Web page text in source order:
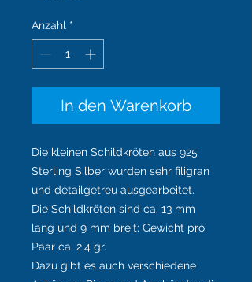
Anzahl *
In den Warenkorb
Die kleinen Schildkröten aus 925
Sterling Silber wurden sehr filigran
und detailgetreu ausgearbeitet.
Die Schildkröten sind ca. 13 mm
lang und 9 mm breit; Gewicht pro
Paar ca. 2,4 gr.
Dazu gibt es auch verschiedene